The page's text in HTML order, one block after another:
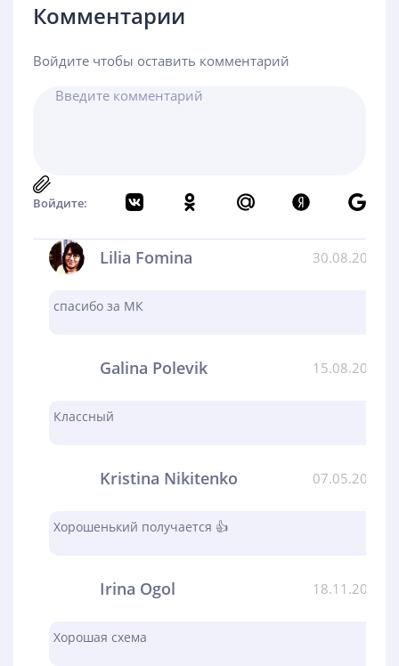
Комментарии
Войдите чтобы оставить комментарий
Войдите:
Lilia Fomina 30.08.2024
спасибо за МК
Galina Polevik 15.08.2024
Классный
Kristina Nikitenko 07.05.2024
Хорошенький получается 👍
Irina Ogol 18.11.2023
Хорошая схема